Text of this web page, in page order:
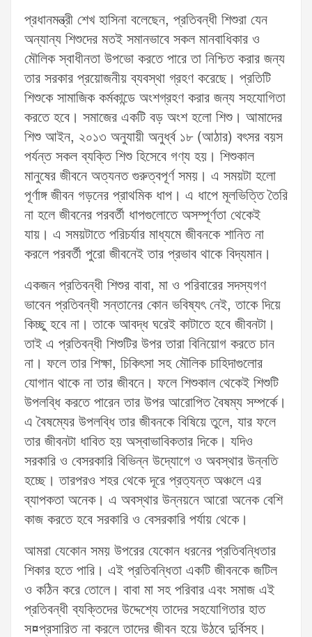
প্রধানমন্ত্রী শেখ হাসিনা বলেছেন, প্রতিবন্ধী শিশুরা যেন
অন্যান্য শিশুদের মতই সমানভাবে সকল মানবাধিকার ও
মৌলিক স্বাধীনতা উপভো করতে পারে তা নিশ্চিত করার জন্য
তার সরকার প্রয়োজনীয় ব্যবস্থা গ্রহণ করেছে। প্রতিটি
শিশুকে সামাজিক কর্মকান্ডে অংশগ্রহণ করার জন্য সহযোগিতা
করতে হবে। সমাজের একটি বড় অংশ হলো শিশু। আমাদের
শিশু আইন, ২০১৩ অনুযায়ী অনুর্ধ্ব ১৮ (আঠার) বৎসর বয়স
পর্যন্ত সকল ব্যক্তি শিশু হিসেবে গণ্য হয়। শিশুকাল
মানুষের জীবনে অত্যনত গুরুত্বপূর্ণ সময়। এ সময়টা হলো
পূর্ণাঙ্গ জীবন গড়নের প্রাথমিক ধাপ। এ ধাপে মূলভিত্তি তৈরি
না হলে জীবনের পরবর্তী ধাপগুলোতে অসম্পূর্ণতা থেকেই
যায়। এ সময়টাতে পরিচর্যার মাধ্যমে জীবনকে শানিত না
করলে পরবর্তী পুরো জীবনেই তার প্রভাব থাকে বিদ্যমান।
একজন প্রতিবন্ধী শিশুর বাবা, মা ও পরিবারের সদস্যগণ
ভাবেন প্রতিবন্ধী সন্তানের কোন ভবিষ্যৎ নেই, তাকে দিয়ে
কিচ্ছু হবে না। তাকে আবদ্ধ ঘরেই কাটাতে হবে জীবনটা।
তাই এ প্রতিবন্ধী শিশুটির উপর তারা বিনিয়োগ করতে চান
না। ফলে তার শিক্ষা, চিকিৎসা সহ মৌলিক চাহিদাগুলোর
যোগান থাকে না তার জীবনে। ফলে শিশুকাল থেকেই শিশুটি
উপলব্ধি করতে পারেন তার উপর আরোপিত বৈষম্য সম্পর্কে।
এ বৈষম্যের উপলব্ধি তার জীবনকে বিষিয়ে তুলে, যার ফলে
তার জীবনটা ধাবিত হয় অস্বাভাবিকতার দিকে। যদিও
সরকারি ও বেসরকারি বিভিন্ন উদ্যোগে ও অবস্থার উন্নতি
হচ্ছে। তারপরও শহর থেকে দূরে প্রত্যন্ত অঞ্চলে এর
ব্যাপকতা অনেক। এ অবস্থার উন্নয়নে আরো অনেক বেশি
কাজ করতে হবে সরকারি ও বেসরকারি পর্যায় থেকে।
আমরা যেকোন সময় উপরের যেকোন ধরনের প্রতিবন্ধিতার
শিকার হতে পারি। এই প্রতিবন্ধিতা একটি জীবনকে জটিল
ও কঠিন করে তোলে। বাবা মা সহ পরিবার এবং সমাজ এই
প্রতিবন্ধী ব্যক্তিদের উদ্দেশ্যে তাদের সহযোগিতার হাত
স¤প্রসারিত না করলে তাদের জীবন হয়ে উঠবে দুর্বিসহ।